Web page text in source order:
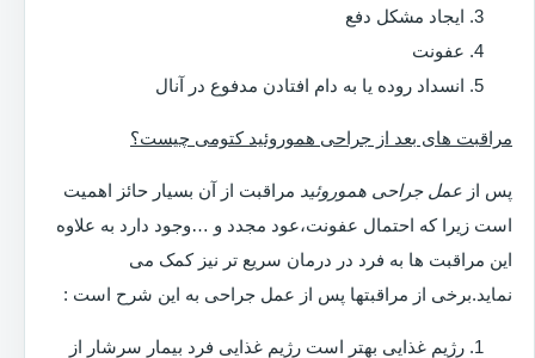
ایجاد مشکل دفع
عفونت
انسداد روده یا به دام افتادن مدفوع در آنال
مراقبت های بعد از جراحی هموروئید کتومی چیست؟
پس از عمل جراحی هموروئید مراقبت از آن بسیار حائز اهمیت
است زیرا که احتمال عفونت،عود مجدد و …وجود دارد به علاوه
این مراقبت ها به فرد در درمان سریع تر نیز کمک می
نماید.برخی از مراقبتها پس از عمل جراحی به این شرح است :
رژیم غذایی بهتر است رژیم غذایی فرد بیمار سرشار از